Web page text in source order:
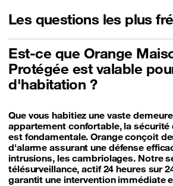
Les questions les plus
Est-ce que Orange
Protégée est valable
d'habitation ?
Que vous habitiez une vaste
appartement confortable, la sécurité
est fondamentale. Orange conçoit
d'alarme assurant une défense
intrusions, les cambriolages. Notre
télésurveillance, actif 24 heures sur
garantit une intervention immédiate